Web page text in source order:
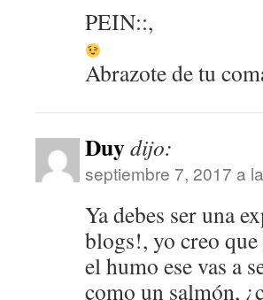
PEIN::,
Abrazote de tu
Duydijo:
septiembre 7, 2017 a
Ya debes ser una
blogs!, yo creo
el humo ese vas a
como un salmón,